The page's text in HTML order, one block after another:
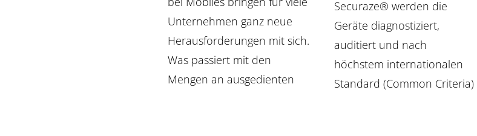
Unternehmen ganz neue
Herausforderungen mit sich.
Was passiert mit den
Mengen an ausgedienten
Securaze® werden die
Geräte diagnostiziert,
auditiert und nach
höchstem internationalen
Standard (Common Criteria)